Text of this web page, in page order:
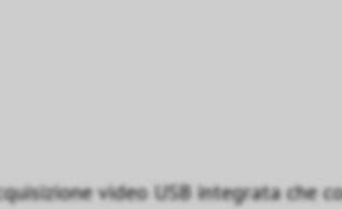
video USB integrata